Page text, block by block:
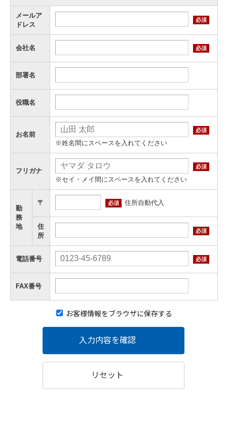
メールア
ドレス
必須
会社名 必須
部署名
役職名
お名前
必須
※姓名間にスペースを入れてください
フリガナ
必須
※セイ・メイ間にスペースを入れてください
勤
務
地
〒 必須 住所自動代入
住
所
必須
電話番号 必須
FAX番号
お客様情報をブラウザに保存する
入力内容を確認
リセット